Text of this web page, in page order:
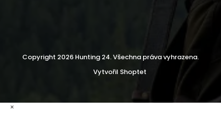
Vytvořil Shoptet
Copyright 2026 Hunting 24. Všechna práva vyhrazena.
×